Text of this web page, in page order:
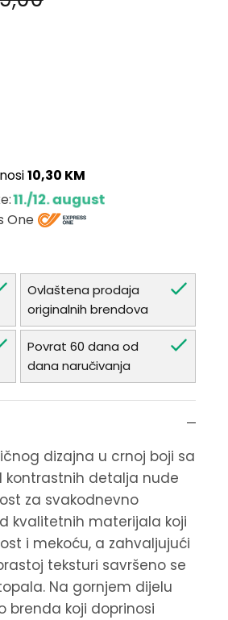
10,30 KM
11./12. august
One
Ovlaštena prodaja
originalnih brendova
Povrat 60 dana od
dana naručivanja
dizajna u crnoj boji sa
detalja nude
za svakodnevno
kvalitetnih materijala koji
i mekoću, a zahvaljujući
teksturi savršeno se
Na gornjem dijelu
brenda koji doprinosi